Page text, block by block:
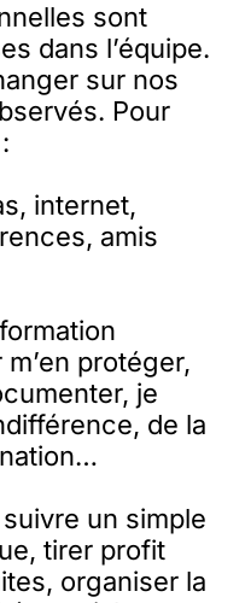
sont
dans l’équipe.
sur nos
Pour
internet,
amis
protéger,
je
de la
un simple
tirer profit
organiser la